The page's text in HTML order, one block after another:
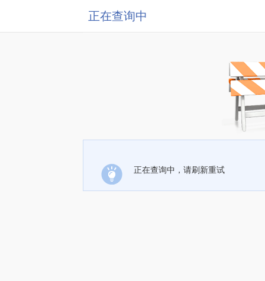
正在查询中
正在查询中，请刷新重试